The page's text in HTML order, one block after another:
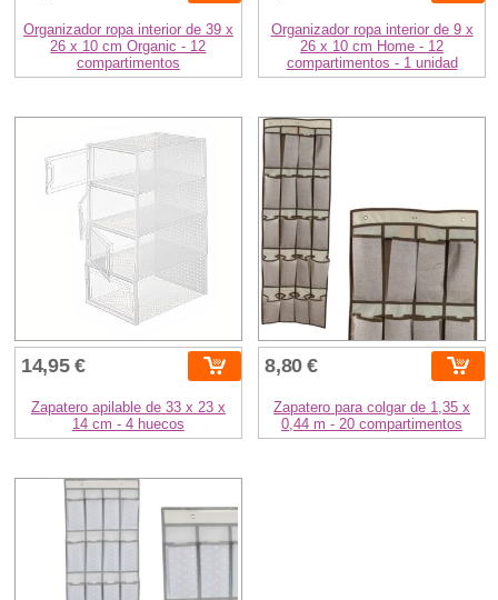
Organizador ropa interior de 39 x
26 x 10 cm Organic - 12
compartimentos
Organizador ropa interior de 9 x
26 x 10 cm Home - 12
compartimentos - 1 unidad
14,95 €
Zapatero apilable de 33 x 23 x
14 cm - 4 huecos
8,80 €
Zapatero para colgar de 1,35 x
0,44 m - 20 compartimentos